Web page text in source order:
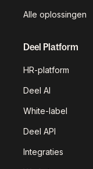
Alle oplossingen
Deel Platform
HR-platform
Deel AI
White-label
Deel API
Integraties